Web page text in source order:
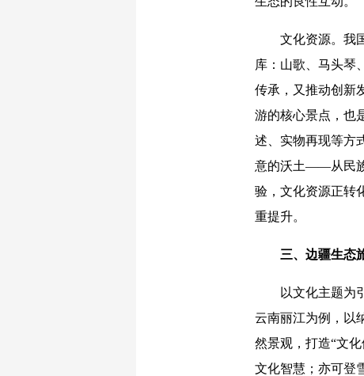
文化资源。我国
库：山歌、马头琴
传承，又推动创新
游的核心景点，也
述、实物再现等方
意的沃土——从民
验，文化资源正转
重提升。
三、边疆生态
以文化主题为引
云南丽江为例，以
然景观，打造“文
文化智慧；亦可登